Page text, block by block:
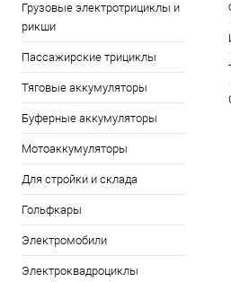
Грузовые электротрициклы и
рикши
Пассажирские трициклы
Тяговые аккумуляторы
Буферные аккумуляторы
Мотоаккумуляторы
Для стройки и склада
Гольфкары
Электромобили
Электроквадроциклы